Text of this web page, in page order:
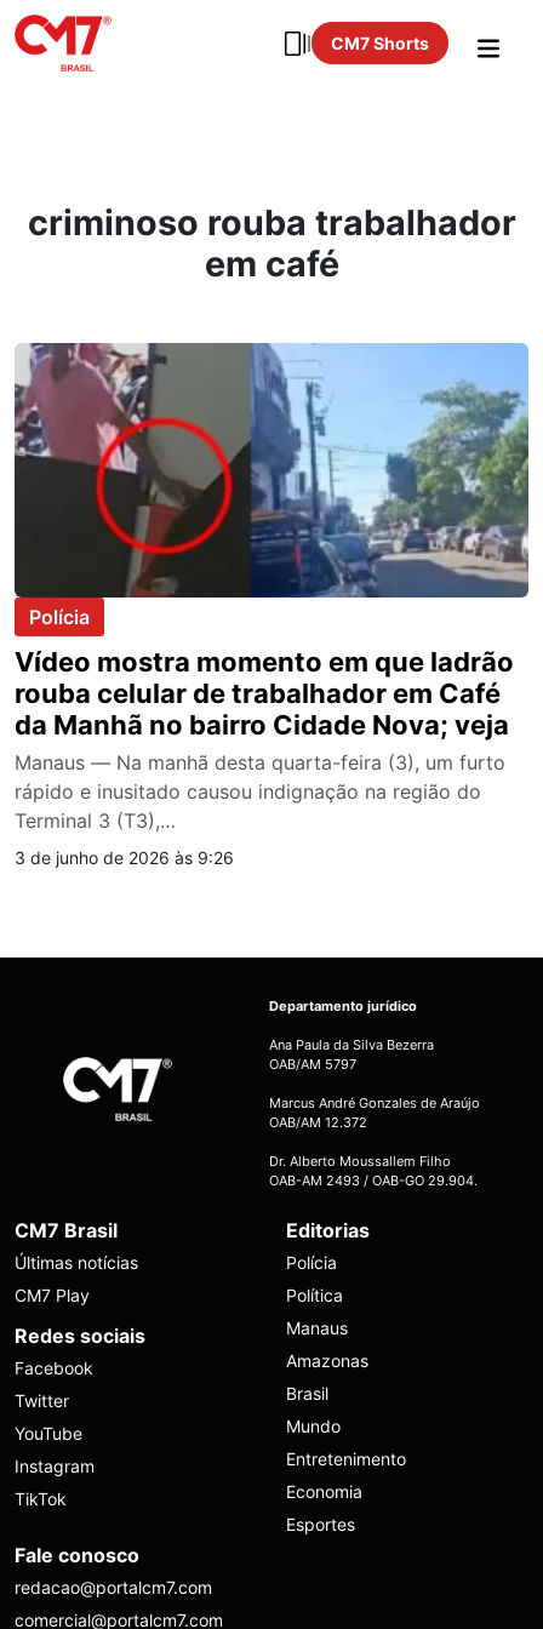
CM7 Shorts
criminoso rouba trabalhador
em café
Polícia
Vídeo mostra momento em que ladrão
rouba celular de trabalhador em Café
da Manhã no bairro Cidade Nova; veja
Manaus — Na manhã desta quarta-feira (3), um furto
rápido e inusitado causou indignação na região do
Terminal 3 (T3),…
3 de junho de 2026 às 9:26
Departamento jurídico
Ana Paula da Silva Bezerra
OAB/AM 5797
Marcus André Gonzales de Araújo
OAB/AM 12.372
Dr. Alberto Moussallem Filho
OAB-AM 2493 / OAB-GO 29.904.
CM7 Brasil
Últimas notícias
CM7 Play
Redes sociais
Facebook
Twitter
YouTube
Instagram
TikTok
Editorias
Polícia
Política
Manaus
Amazonas
Brasil
Mundo
Entretenimento
Economia
Esportes
Fale conosco
redacao@portalcm7.com
comercial@portalcm7.com